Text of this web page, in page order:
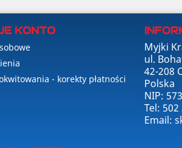
KONTO
- korekty płatności
Myjki
ul.
42-208
Polska
NIP:
Tel: 502
Email: